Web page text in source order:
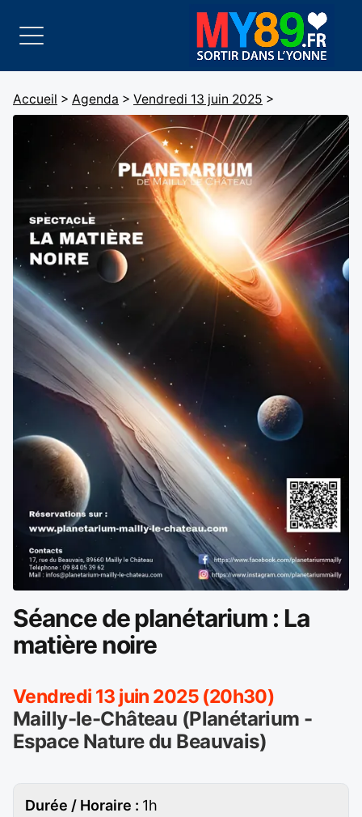
Accueil > Agenda > Vendredi 13 juin 2025 >
Séance de planétarium : La
matière noire
Vendredi 13 juin 2025 (20h30)
Mailly-le-Château (Planétarium -
Espace Nature du Beauvais)
Durée / Horaire : 1h